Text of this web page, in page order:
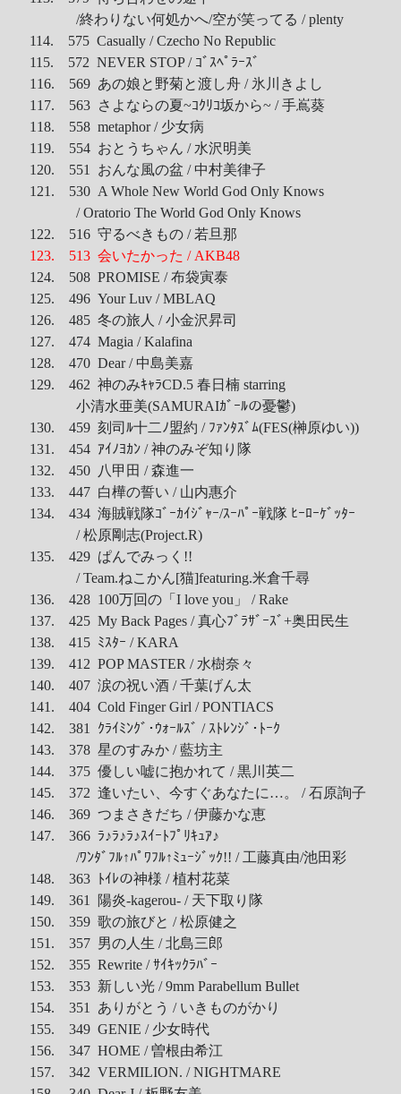
/終わりない何処かへ/空が笑ってる / plenty
114. 575 Casually / Czecho No Republic
115. 572 NEVER STOP / ｺﾞｽﾍﾟﾗｰｽﾞ
116. 569 あの娘と野菊と渡し舟 / 氷川きよし
117. 563 さよならの夏~ｺｸﾘｺ坂から~ / 手嶌葵
118. 558 metaphor / 少女病
119. 554 おとうちゃん / 水沢明美
120. 551 おんな風の盆 / 中村美律子
121. 530 A Whole New World God Only Knows
/ Oratorio The World God Only Knows
122. 516 守るべきもの / 若旦那
123. 513 会いたかった / AKB48
124. 508 PROMISE / 布袋寅泰
125. 496 Your Luv / MBLAQ
126. 485 冬の旅人 / 小金沢昇司
127. 474 Magia / Kalafina
128. 470 Dear / 中島美嘉
129. 462 神のみｷｬﾗCD.5 春日楠 starring
小清水亜美(SAMURAIｶﾞｰﾙの憂鬱)
130. 459 刻司ﾙ十二ﾉ盟約 / ﾌｧﾝﾀｽﾞﾑ(FES(榊原ゆい))
131. 454 ｱｲﾉﾖｶﾝ / 神のみぞ知り隊
132. 450 八甲田 / 森進一
133. 447 白樺の誓い / 山内惠介
134. 434 海賊戦隊ｺﾞｰｶｲｼﾞｬｰ/ｽｰﾊﾟｰ戦隊 ﾋｰﾛｰｹﾞｯﾀｰ
/ 松原剛志(Project.R)
135. 429 ぱんでみっく!!
/ Team.ねこかん[猫]featuring.米倉千尋
136. 428 100万回の「I love you」 / Rake
137. 425 My Back Pages / 真心ﾌﾞﾗｻﾞｰｽﾞ+奥田民生
138. 415 ﾐｽﾀｰ / KARA
139. 412 POP MASTER / 水樹奈々
140. 407 涙の祝い酒 / 千葉げん太
141. 404 Cold Finger Girl / PONTIACS
142. 381 ｸﾗｲﾐﾝｸﾞ･ｳｫｰﾙｽﾞ / ｽﾄﾚﾝｼﾞ･ﾄｰｸ
143. 378 星のすみか / 藍坊主
144. 375 優しい嘘に抱かれて / 黒川英二
145. 372 逢いたい、今すぐあなたに…。 / 石原詢子
146. 369 つまさきだち / 伊藤かな恵
147. 366 ﾗ♪ﾗ♪ﾗ♪ｽｲｰﾄﾌﾟﾘｷｭｱ♪
/ﾜﾝﾀﾞﾌﾙ↑ﾊﾟﾜﾌﾙ↑ﾐｭｰｼﾞｯｸ!! / 工藤真由/池田彩
148. 363 ﾄｲﾚの神様 / 植村花菜
149. 361 陽炎-kagerou- / 天下取り隊
150. 359 歌の旅びと / 松原健之
151. 357 男の人生 / 北島三郎
152. 355 Rewrite / ｻｲｷｯｸﾗﾊﾞｰ
153. 353 新しい光 / 9mm Parabellum Bullet
154. 351 ありがとう / いきものがかり
155. 349 GENIE / 少女時代
156. 347 HOME / 曽根由希江
157. 342 VERMILION. / NIGHTMARE